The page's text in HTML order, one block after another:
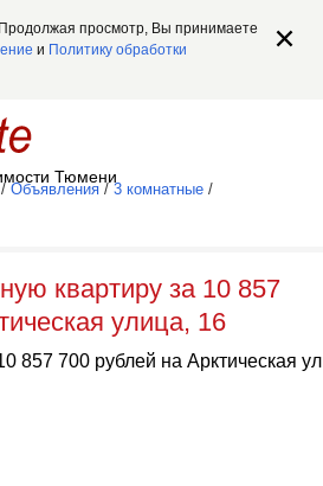
просмотр, Вы принимаете
и Политику обработки
Тюмени
/ Объявления / 3 комнатные /
квартиру за 10 857
улица, 16